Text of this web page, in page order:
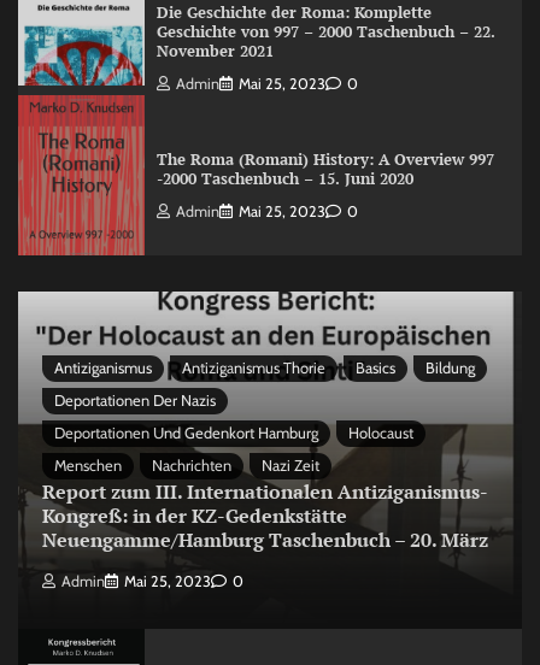
Die Geschichte der Roma: Komplette
Geschichte von 997 – 2000 Taschenbuch – 22.
November 2021
Admin Mai 25, 2023 0
The Roma (Romani) History: A Overview 997
-2000 Taschenbuch – 15. Juni 2020
Admin Mai 25, 2023 0
Antiziganismus Antiziganismus Thorie Basics
Bildung
Deportationen Der Nazis
Deportationen Und Gedenkort Hamburg
Holocaust
Menschen
Nachrichten Nazi Zeit
Report zum III. Internationalen Antiziganismus-
Kongreß: in der KZ-Gedenkstätte
Neuengamme/Hamburg Taschenbuch – 20. März
Admin Mai 25, 2023 0